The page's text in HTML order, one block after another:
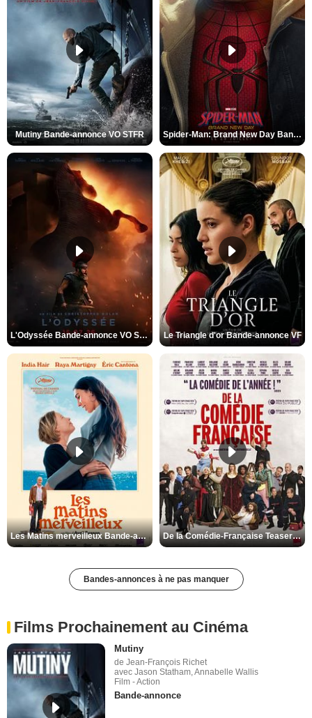
Mutiny Bande-annonce VO STFR Spider-Man: Brand New Day Bande-annonce VO STFR
L'Odyssée Bande-annonce VO STFR Le Triangle d'or Bande-annonce VF
Les Matins merveilleux Bande-annonce VF De la Comédie-Française Teaser VF
Bandes-annonces à ne pas manquer
Films Prochainement au Cinéma
Mutiny
de Jean-François Richet
avec Jason Statham, Annabelle Wallis
Film - Action
Bande-annonce